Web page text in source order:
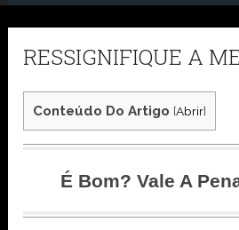
RESSIGNIFIQUE A
Conteúdo Do Artigo [Abrir]
É Bom? Vale A